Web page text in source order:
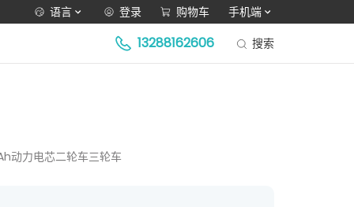
语言 登录 购物车 手机端
13288162606 搜索
动力电芯二轮车三轮车